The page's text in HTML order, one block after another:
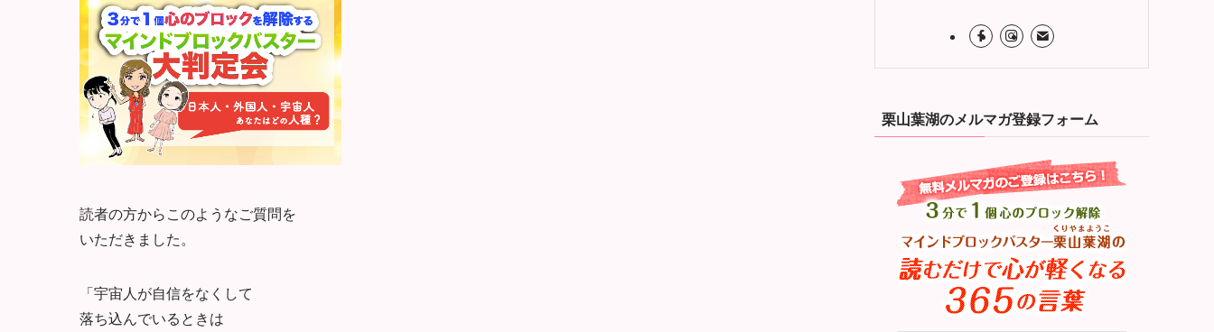
読者の方からこのようなご質問を
いただきました。
「宇宙人が自信をなくして
落ち込んでいるときは
栗山葉湖のメルマガ登録フォーム